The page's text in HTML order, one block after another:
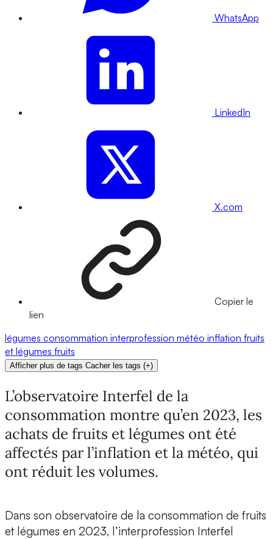
WhatsApp
LinkedIn
X.com
Copier le
lien
légumes consommation interprofession météo inflation fruits
et légumes fruits
Afficher plus de tags Cacher les tags (+)
L’observatoire Interfel de la
consommation montre qu’en 2023, les
achats de fruits et légumes ont été
affectés par l’inflation et la météo, qui
ont réduit les volumes.
Dans son observatoire de la consommation de fruits
et légumes en 2023, l’interprofession Interfel